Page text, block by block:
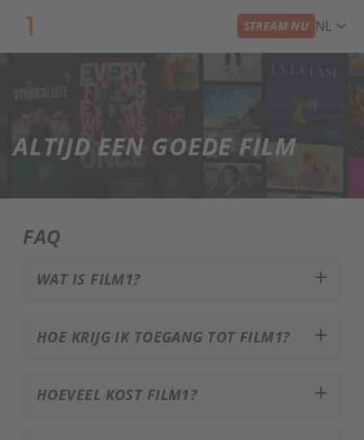
STREAM NU NLexpand_more
ALTIJD EEN GOEDE FILM
FAQ
WAT IS FILM1? add
HOE KRIJG IK TOEGANG TOT FILM1? add
HOEVEEL KOST FILM1? add